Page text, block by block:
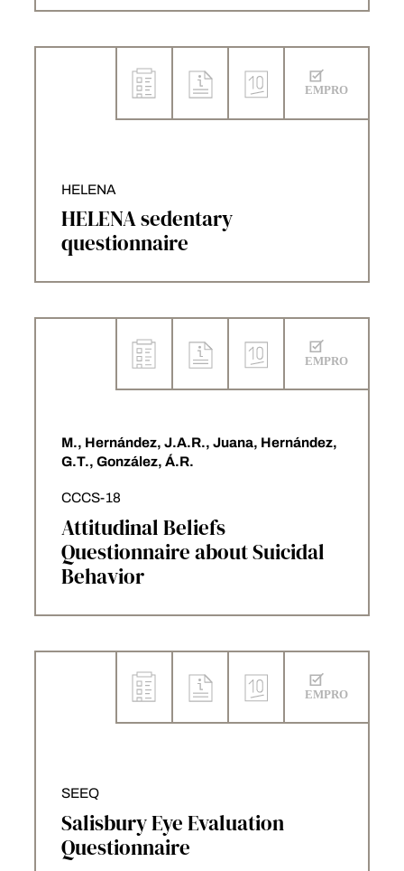
HELENA
HELENA sedentary
questionnaire
M., Hernández, J.A.R., Juana, Hernández,
G.T., González, Á.R.
CCCS-18
Attitudinal Beliefs
Questionnaire about Suicidal
Behavior
SEEQ
Salisbury Eye Evaluation
Questionnaire